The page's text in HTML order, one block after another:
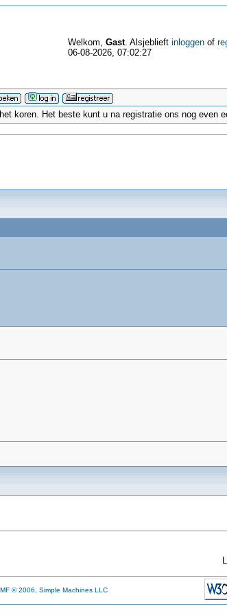
Welkom, Gast. Alsjeblieft inloggenof
06-08-2026, 07:02:27
koren. Het beste kunt u na registratie ons nog even
© 2006, Simple Machines LLC